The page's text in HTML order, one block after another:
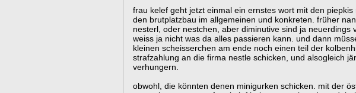
frau kelef geht jetzt einmal ein ernstes wort mit den piepkis
den brutplatzbau im allgemeinen und konkreten. früher
nesterl, oder nestchen, aber diminutive sind ja neuerdings
weiss ja nicht was da alles passieren kann. und dann
kleinen scheisserchen am ende noch einen teil der
strafzahlung an die firma nestle schicken, und alsogleich
verhungern.
obwohl, die könnten denen minigurken schicken. mit der